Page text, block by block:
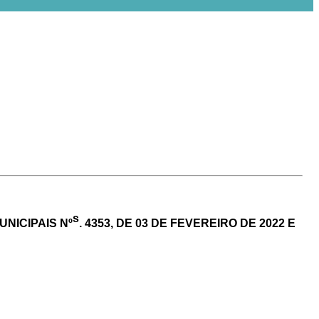
Nºs.4353, DE03 DE FEVEREIRO DE 2022 E